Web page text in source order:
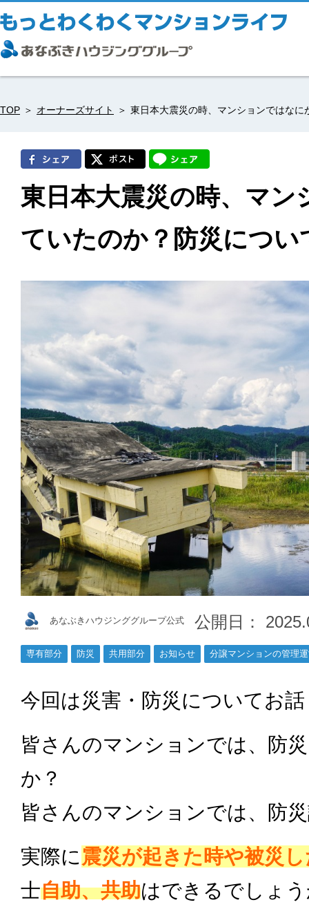
TOP オーナーズサイト 東日本大震災の時、マンションではな
東日本大震災の時、マ
ていたのか？防災につい
あなぶきハウジンググループ公式 公開日：
専有部分 防災 共用部分 お知らせ 分譲マンションの管理
今回は災害・防災についてお
皆さんのマンションでは、防
か？
皆さんのマンションでは、防
実際に 震災が起きた時や被災
士自助、共助はできるでしょ